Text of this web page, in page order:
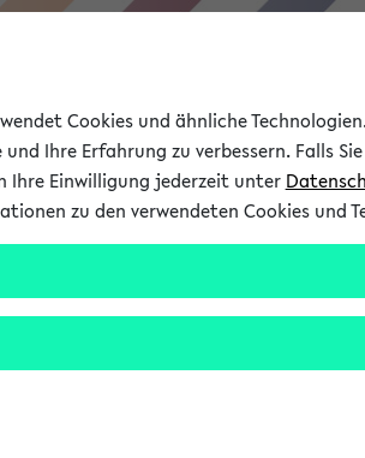
Forschung Studium
Das Lehrangebot
Cookies und ähnliche
und Ihre Erfahrung zu verbessern. Falls
Ihre Einwilligung jederzeit unter
zu den verwendeten Cookies und